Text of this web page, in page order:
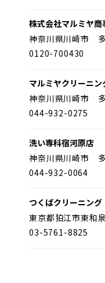
株式会社マルミヤ
神奈川県川崎市
0120-700430
マルミヤクリーニ
神奈川県川崎市
044-932-0275
洗い専科宿河原店
神奈川県川崎市
044-932-0064
つくばクリーニン
東京都狛江市東和
03-5761-8825